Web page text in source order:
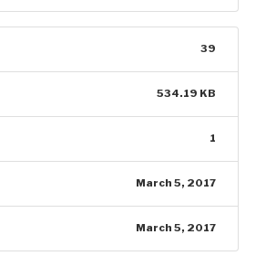
39
534.19 KB
1
March 5, 2017
March 5, 2017